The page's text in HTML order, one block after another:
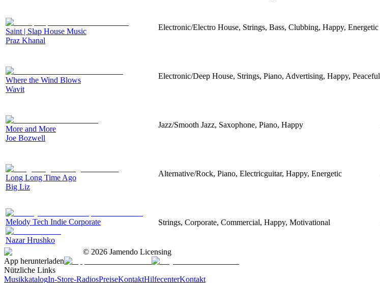
Saint | Slap House Music
Praz Khanal
Electronic/Electro House, Strings, Bass, Clubbing, Happy, Energetic
Where the Wind Blows
Wavit
Electronic/Deep House, Strings, Piano, Advertising, Happy, Peaceful
More and More
Joe Bozwell
Jazz/Smooth Jazz, Saxophone, Piano, Happy
Long Long Time Ago
Big Liz
Alternative/Rock, Piano, Electricguitar, Happy, Energetic
Melody Tech Indie Corporate
Nazar Hrushko
Strings, Corporate, Commercial, Happy, Motivational
© 2026 Jamendo Licensing
App herunterladen
Nützliche Links
MusikkatalogIn-Store-RadiosPreiseKontaktHilfecenterKontakt